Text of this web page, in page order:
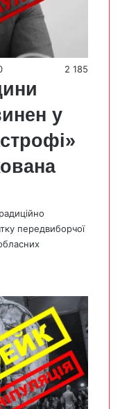
2 185
у
передвиборчої
обласних